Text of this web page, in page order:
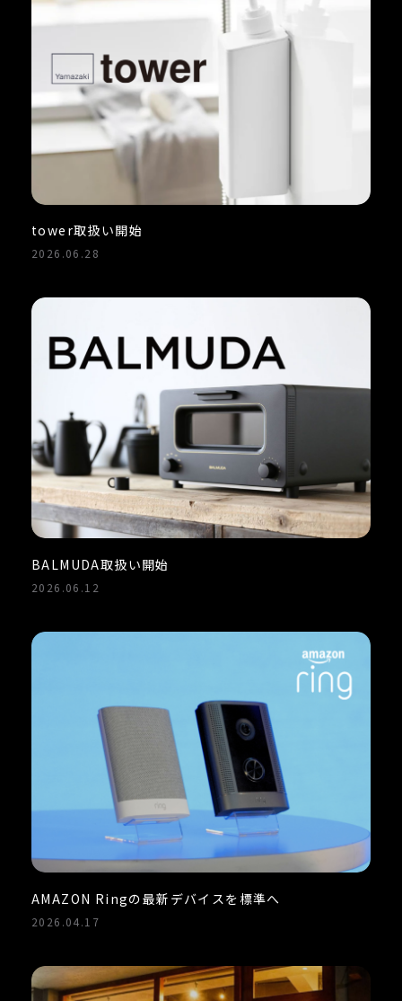
tower取扱い開始
2026.06.28
BALMUDA取扱い開始
2026.06.12
AMAZON Ringの最新デバイスを標準へ
2026.04.17